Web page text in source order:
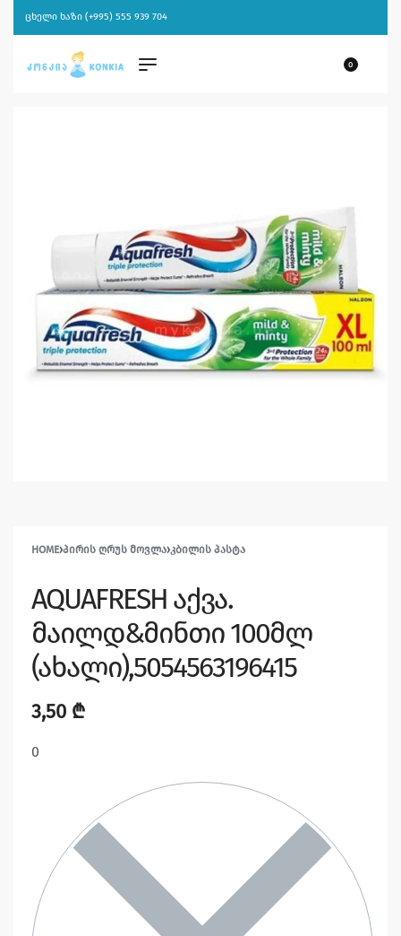
ცხელი ხაზი (+995) 555 939 704
0
HOME›ᲞᲘᲠᲘᲡ ᲦᲠᲣᲡ ᲛᲝᲕᲚᲐ›ᲙᲑᲘᲚᲘᲡ ᲞᲐᲡᲢᲐ
AQUAFRESH აქვა.
მაილდ&მინთი 100მლ
(ახალი),5054563196415
3,50 ₾
0